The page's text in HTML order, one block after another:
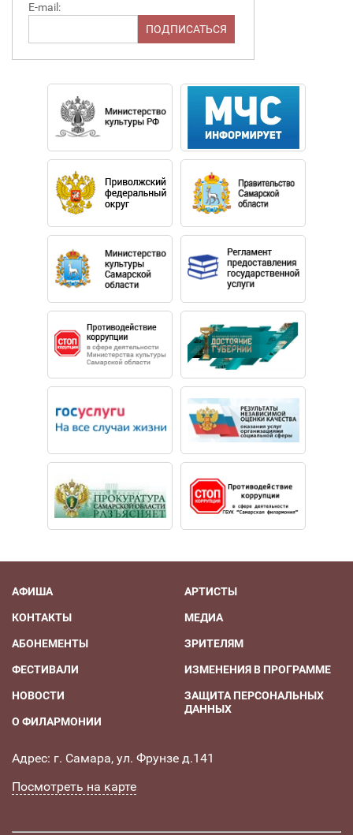
E-mail:
АФИША
КОНТАКТЫ
АБОНЕМЕНТЫ
ФЕСТИВАЛИ
НОВОСТИ
О ФИЛАРМОНИИ
АРТИСТЫ
МЕДИА
ЗРИТЕЛЯМ
ИЗМЕНЕНИЯ В ПРОГРАММЕ
ЗАЩИТА ПЕРСОНАЛЬНЫХ
ДАННЫХ
Адрес: г. Самара, ул. Фрунзе д.141
Посмотреть на карте